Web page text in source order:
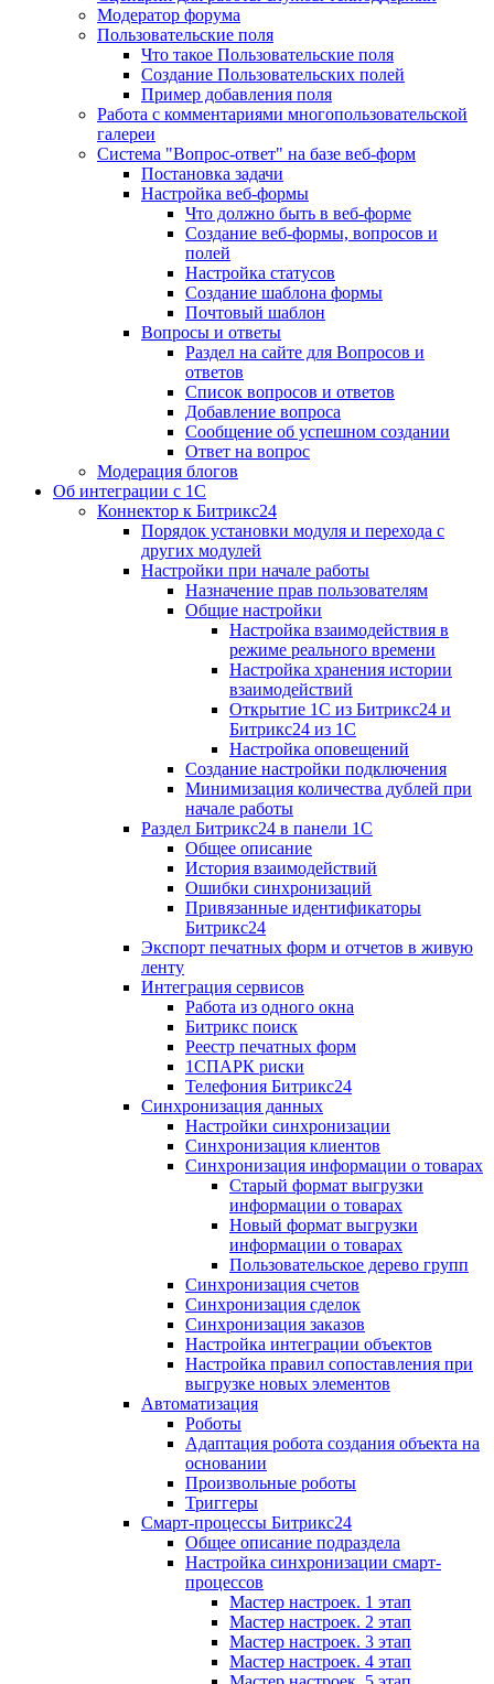
Модератор форума
Пользовательские поля
Что такое Пользовательские поля
Создание Пользовательских полей
Пример добавления поля
Работа с комментариями многопользовательской
галереи
Система "Вопрос-ответ" на базе веб-форм
Постановка задачи
Настройка веб-формы
Что должно быть в веб-форме
Создание веб-формы, вопросов и
полей
Настройка статусов
Создание шаблона формы
Почтовый шаблон
Вопросы и ответы
Раздел на сайте для Вопросов и
ответов
Список вопросов и ответов
Добавление вопроса
Сообщение об успешном создании
Ответ на вопрос
Модерация блогов
Об интеграции с 1С
Коннектор к Битрикс24
Порядок установки модуля и перехода с
других модулей
Настройки при начале работы
Назначение прав пользователям
Общие настройки
Настройка взаимодействия в
режиме реального времени
Настройка хранения истории
взаимодействий
Открытие 1С из Битрикс24 и
Битрикс24 из 1С
Настройка оповещений
Создание настройки подключения
Минимизация количества дублей при
начале работы
Раздел Битрикс24 в панели 1С
Общее описание
История взаимодействий
Ошибки синхронизаций
Привязанные идентификаторы
Битрикс24
Экспорт печатных форм и отчетов в живую
ленту
Интеграция сервисов
Работа из одного окна
Битрикс поиск
Реестр печатных форм
1СПАРК риски
Телефония Битрикс24
Синхронизация данных
Настройки синхронизации
Синхронизация клиентов
Синхронизация информации о товарах
Старый формат выгрузки
информации о товарах
Новый формат выгрузки
информации о товарах
Пользовательское дерево групп
Синхронизация счетов
Синхронизация сделок
Синхронизация заказов
Настройка интеграции объектов
Настройка правил сопоставления при
выгрузке новых элементов
Автоматизация
Роботы
Адаптация робота создания объекта на
основании
Произвольные роботы
Триггеры
Смарт-процессы Битрикс24
Общее описание подраздела
Настройка синхронизации смарт-
процессов
Мастер настроек. 1 этап
Мастер настроек. 2 этап
Мастер настроек. 3 этап
Мастер настроек. 4 этап